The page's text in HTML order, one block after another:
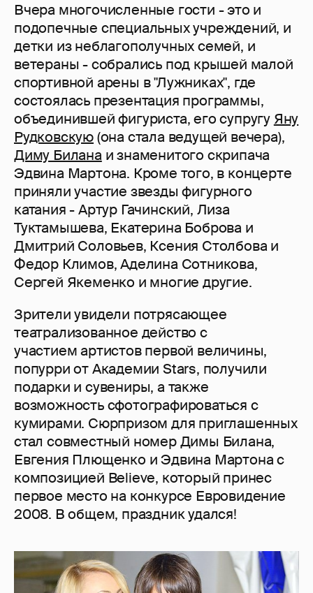
Вчера многочисленные гости - это и
подопечные специальных учреждений, и
детки из неблагополучных семей, и
ветераны - собрались под крышей малой
спортивной арены в "Лужниках", где
состоялась презентация программы,
объединившей фигуриста, его супругу Яну
Рудковскую(она стала ведущей вечера),
Диму Билана и знаменитого скрипача
Эдвина Мартона. Кроме того, в концерте
приняли участие звезды фигурного
катания - Артур Гачинский, Лиза
Туктамышева, Екатерина Боброва и
Дмитрий Соловьев, Ксения Столбова и
Федор Климов, Аделина Сотникова,
Сергей Якеменко и многие другие.
Зрители увидели потрясающее
театрализованное действо с
участием артистов первой величины,
попурри от Академии Stars, получили
подарки и сувениры, а также
возможность сфотографироваться с
кумирами. Сюрпризом для приглашенных
стал совместный номер Димы Билана,
Евгения Плющенко и Эдвина Мартона с
композицией Believe, который принес
первое место на конкурсе Евровидение
2008. В общем, праздник удался!